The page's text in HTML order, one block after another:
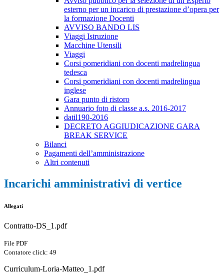
esterno per un incarico di prestazione d’opera per
la formazione Docenti
AVVISO BANDO LIS
Viaggi Istruzione
Macchine Utensili
Viaggi
Corsi pomeridiani con docenti madrelingua
tedesca
Corsi pomeridiani con docenti madrelingua
inglese
Gara punto di ristoro
Annuario foto di classe a.s. 2016-2017
datil190-2016
DECRETO AGGIUDICAZIONE GARA
BREAK SERVICE
Bilanci
Pagamenti dell’amministrazione
Altri contenuti
Incarichi amministrativi di vertice
Allegati
Contratto-DS_1.pdf
File PDF
Contatore click: 49
Curriculum-Loria-Matteo_1.pdf